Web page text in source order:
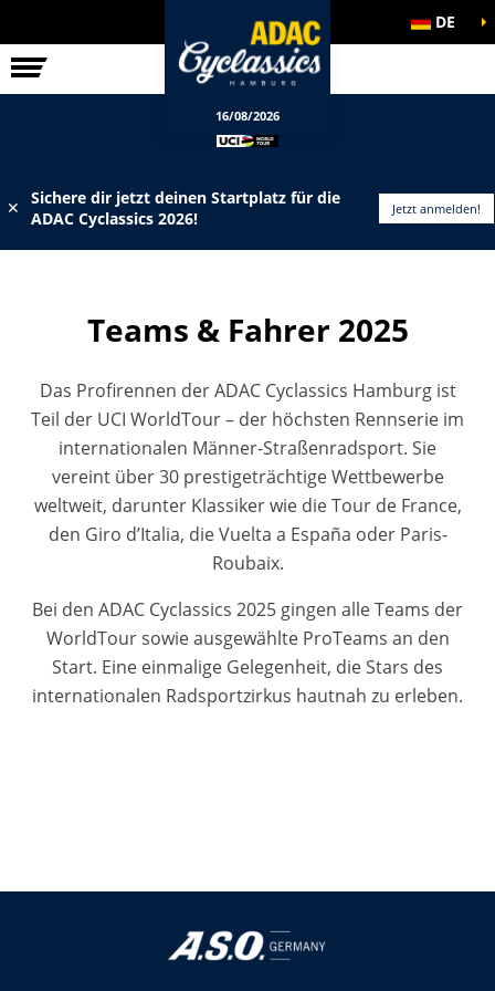
RENNEN DE
16/08/2026
✕
Sichere dir jetzt deinen Startplatz für die
ADAC Cyclassics 2026!
Jetzt anmelden!
Teams & Fahrer 2025
Das Profirennen der ADAC Cyclassics Hamburg ist
Teil der UCI WorldTour – der höchsten Rennserie im
internationalen Männer-Straßenradsport. Sie
vereint über 30 prestigeträchtige Wettbewerbe
weltweit, darunter Klassiker wie die Tour de France,
den Giro d’Italia, die Vuelta a España oder Paris-
Roubaix.
Bei den ADAC Cyclassics 2025 gingen alle Teams der
WorldTour sowie ausgewählte ProTeams an den
Start. Eine einmalige Gelegenheit, die Stars des
internationalen Radsportzirkus hautnah zu erleben.